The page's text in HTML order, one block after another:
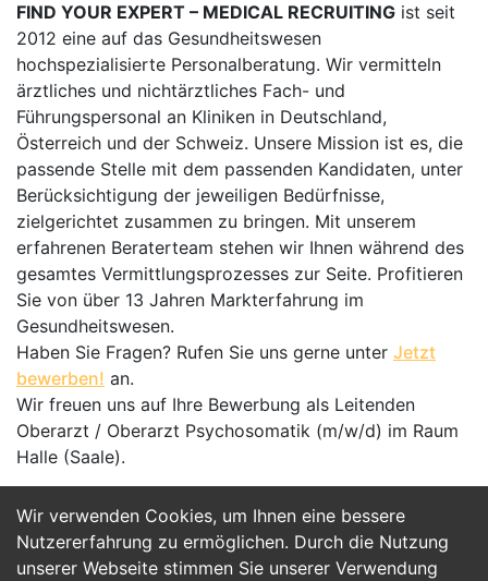
Wir verwenden Cookies, um Ihnen eine bessere
Nutzererfahrung zu ermöglichen. Durch die Nutzung
unserer Webseite stimmen Sie unserer Verwendung
FIND YOUR EXPERT – MEDICAL RECRUITING ist seit
2012 eine auf das Gesundheitswesen
hochspezialisierte Personalberatung. Wir vermitteln
ärztliches und nichtärztliches Fach- und
Führungspersonal an Kliniken in Deutschland,
Österreich und der Schweiz. Unsere Mission ist es, die
passende Stelle mit dem passenden Kandidaten, unter
Berücksichtigung der jeweiligen Bedürfnisse,
zielgerichtet zusammen zu bringen. Mit unserem
erfahrenen Beraterteam stehen wir Ihnen während des
gesamtes Vermittlungsprozesses zur Seite. Profitieren
Sie von über 13 Jahren Markterfahrung im
Gesundheitswesen.
Haben Sie Fragen? Rufen Sie uns gerne unter Jetzt
bewerben! an.
Wir freuen uns auf Ihre Bewerbung als Leitenden
Oberarzt / Oberarzt Psychosomatik (m/w/d) im Raum
Halle (Saale).
Jetzt Bewerben